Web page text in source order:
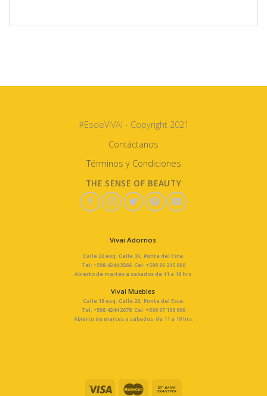
#EsdeVIVAI - Copyright 2021
Contáctanos
Términos y Condiciones
THE SENSE OF BEAUTY
Vivai Adornos
Calle 20 esq. Calle 30, Punta del Este.
Tel: +598 4244 3566 Cel: +598 96 215 000
Abierto de martes a sabados de 11 a 19 hrs.
Vivai Muebles
Calle 18 esq. Calle 29, Punta del Este.
Tel: +598 4244 2678 Cel: +598 97 109 900
Abierto de martes a sábados de 11 a 19 hrs.